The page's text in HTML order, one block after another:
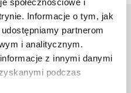
Informacje o tym, jak
partnerom
i analitycznym.
z innymi danymi
podczas